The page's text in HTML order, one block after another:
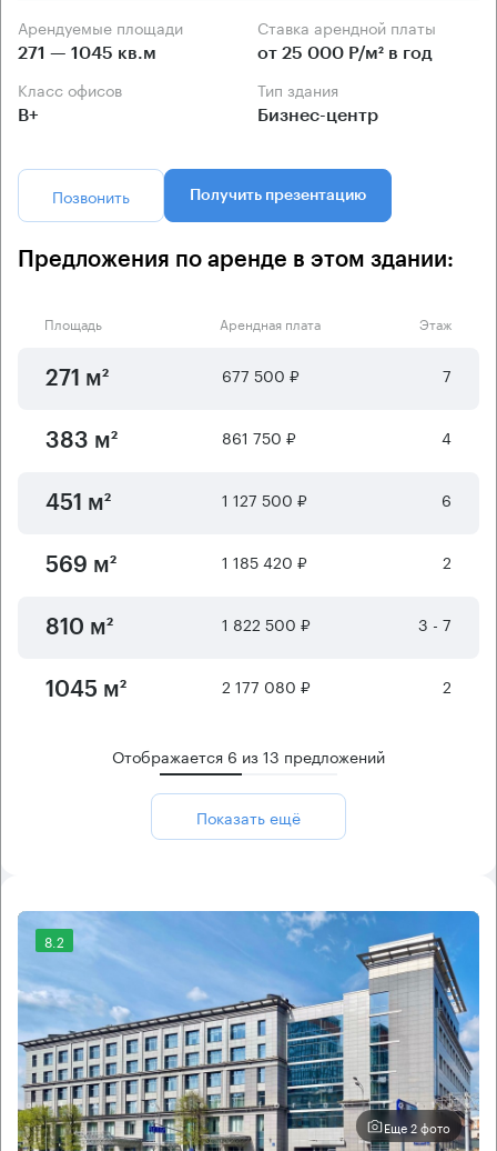
Арендуемые площади
271 — 1045 кв.м
Ставка арендной платы
от 25 000 Р/м² в год
Класс офисов
B+
Тип здания
Бизнес-центр
Позвонить Получить презентацию
Предложения по аренде в этом здании:
Площадь Арендная плата Этаж
271 м² 677 500 ₽ 7
383 м² 861 750 ₽ 4
451 м² 1 127 500 ₽ 6
569 м² 1 185 420 ₽ 2
810 м² 1 822 500 ₽ 3 - 7
1045 м² 2 177 080 ₽ 2
Отображается 6 из13 предложений
Показать ещё
8.2
Еще 2 фото